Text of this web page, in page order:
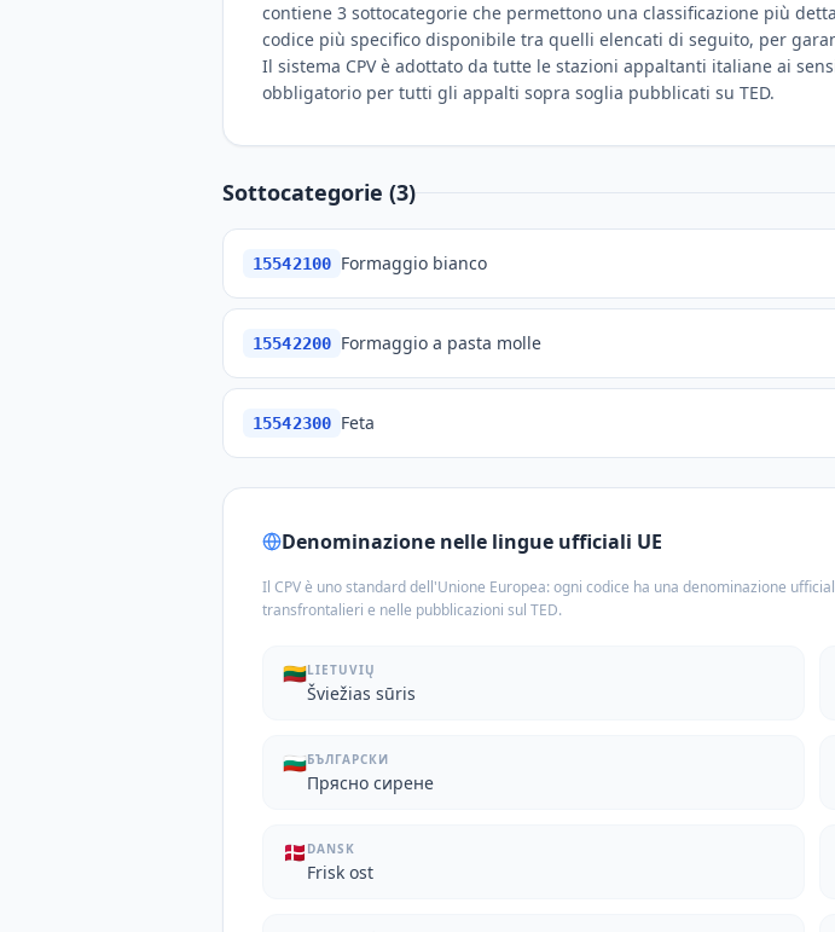
contiene 3 sottocategorie che permettono una classificazione più
codice più specifico disponibile tra quelli elencati di seguito, per
Il sistema CPV è adottato da tutte le stazioni appaltanti italiane ai
obbligatorio per tutti gli appalti sopra soglia pubblicati su TED.
Sottocategorie (3)
15542100 Formaggio bianco
15542200 Formaggio a pasta molle
15542300 Feta
Denominazione nelle lingue ufficiali UE
Il CPV è uno standard dell'Unione Europea: ogni codice ha una denominazione
transfrontalieri e nelle pubblicazioni sul TED.
🇱🇹LIETUVIŲ
Šviežias sūris
🇧🇬БЪЛГАРСКИ
Прясно сирене
🇩🇰 DANSK
Frisk ost